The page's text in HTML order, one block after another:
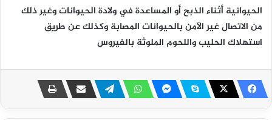
الحيوانية أثناء الذبح أو المساعدة في ولادة الحيوانات وغير ذلك
من الاتصال غير الآمن بالحيوانات المصابة وكذلك عن طريق
استهلاك الحليب واللحوم الملوثة بالفيروس